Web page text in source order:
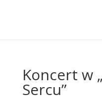
Koncert w
Sercu”